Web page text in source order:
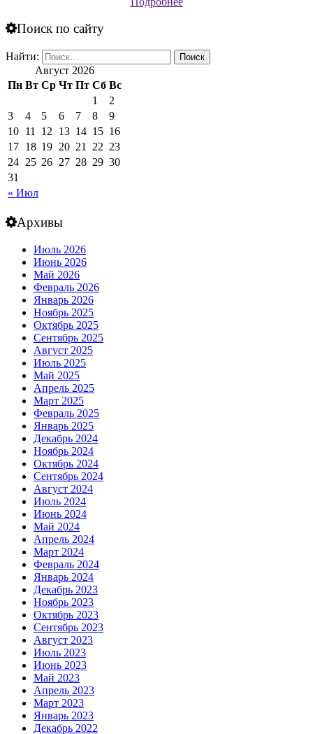
Поиск по сайту
Найти:
Август 2026
Пн Вт Ср Чт Пт Сб Вс
« Июл
1
2
3
4 5 6 7 8
9
10 11 12 13 14 15 16
17 18 19 20 21 22 23
24 25 26 27 28 29 30
31
Архивы
Июль 2026
Июнь 2026
Май 2026
Февраль 2026
Январь 2026
Ноябрь 2025
Октябрь 2025
Сентябрь 2025
Август 2025
Июль 2025
Май 2025
Апрель 2025
Март 2025
Февраль 2025
Январь 2025
Декабрь 2024
Ноябрь 2024
Октябрь 2024
Сентябрь 2024
Август 2024
Июль 2024
Июнь 2024
Май 2024
Апрель 2024
Март 2024
Февраль 2024
Январь 2024
Декабрь 2023
Ноябрь 2023
Октябрь 2023
Сентябрь 2023
Август 2023
Июль 2023
Июнь 2023
Май 2023
Апрель 2023
Март 2023
Январь 2023
Декабрь 2022